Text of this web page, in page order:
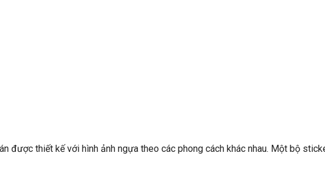
được thiết kế với hình ảnh ngựa theo các phong cách khác nhau. Một bộ